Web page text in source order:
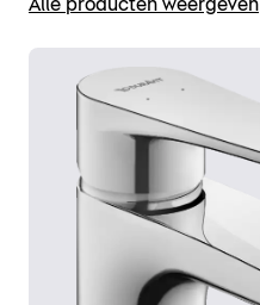
Alle producten weergeven